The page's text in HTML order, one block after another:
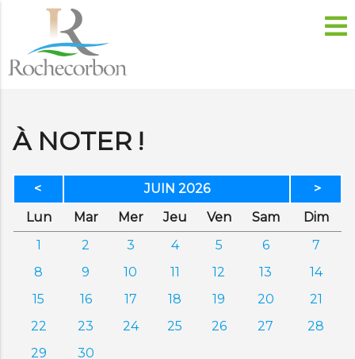
À NOTER !
< JUIN 2026
>
Lundi Mardi MercrediJeudi VendrediSamedi Dim
1
2 3 4 5 6
7
8
9 10 11 12 13
14
15
16 17 18 19 20
21
22
23 24 25 26 27
28
29
30